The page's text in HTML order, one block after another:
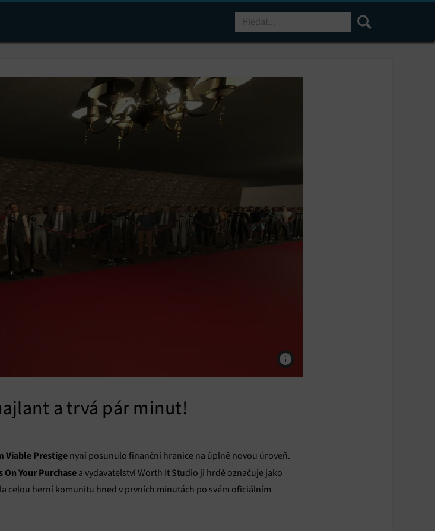
a trvá pár minut!
Viable Prestige nyní posunulo finanční hranice na úplně novou úroveň.
Your Purchase a vydavatelství Worth It Studio ji hrdě označuje jako
celou herní komunitu hned v prvních minutách po svém oficiálním